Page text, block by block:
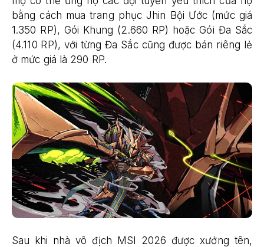
bằng cách mua trang phục Jhin Bội Ước (mức giá
1.350 RP), Gói Khung (2.660 RP) hoặc Gói Đa Sắc
(4.110 RP), với từng Đa Sắc cũng được bán riêng lẻ
ở mức giá là 290 RP.
Sau khi nhà vô địch MSI 2026 được xướng tên,